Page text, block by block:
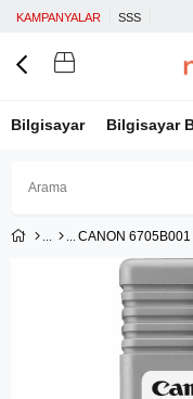
KAMPANYALAR SSS
Bilgisayar Bilgisayar